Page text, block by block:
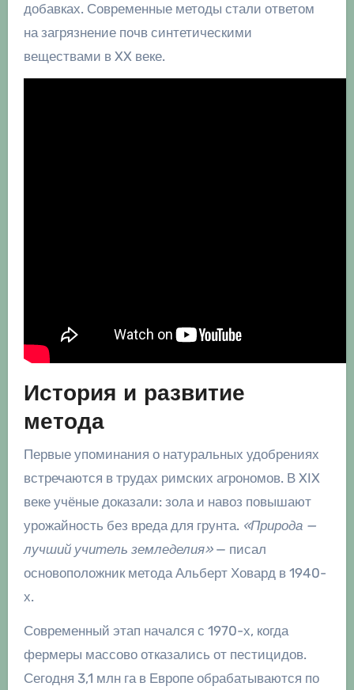
добавках. Современные методы стали ответом
на загрязнение почв синтетическими
веществами в XX веке.
История и развитие
метода
Первые упоминания о натуральных удобрениях
встречаются в трудах римских агрономов. В XIX
веке учёные доказали: зола и навоз повышают
урожайность без вреда для грунта. «Природа —
лучший учитель земледелия»— писал
основоположник метода Альберт Ховард в 1940-
х.
Современный этап начался с 1970-х, когда
фермеры массово отказались от пестицидов.
Сегодня 3,1 млн га в Европе обрабатываются по